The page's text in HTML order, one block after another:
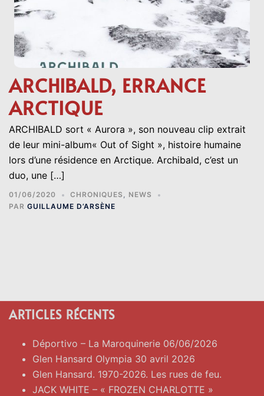
ARCHIBALD, ERRANCE
ARCTIQUE
ARCHIBALD sort « Aurora », son nouveau clip extrait
de leur mini-album« Out of Sight », histoire humaine
lors d’une résidence en Arctique. Archibald, c’est un
duo, une […]
01/06/2020 CHRONIQUES , NEWS
PAR GUILLAUME D’ARSÈNE
ARTICLES RÉCENTS
Déportivo – La Maroquinerie 06/06/2026
Glen Hansard Olympia 30 avril 2026
Glen Hansard. 1970-2026. Les rues de feu.
JACK WHITE – « FROZEN CHARLOTTE »